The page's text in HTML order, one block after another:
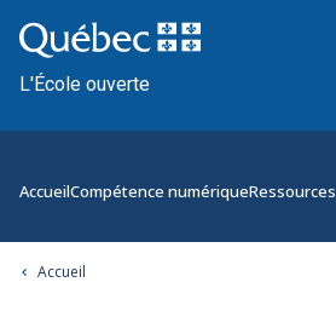
L'École ouverte
AccueilCompétence numériqueRessources
Accueil